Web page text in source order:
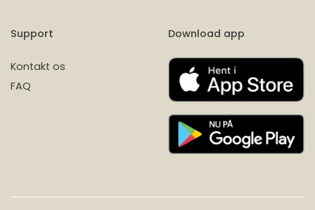
Support
Kontakt os
FAQ
Download app